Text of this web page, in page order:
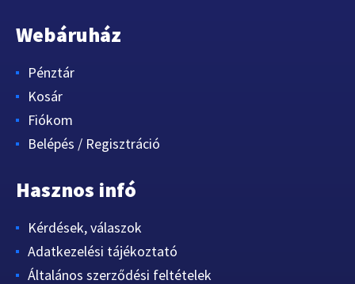
Webáruház
Pénztár
Kosár
Fiókom
Belépés / Regisztráció
Hasznos infó
Kérdések, válaszok
Adatkezelési tájékoztató
Általános szerződési feltételek